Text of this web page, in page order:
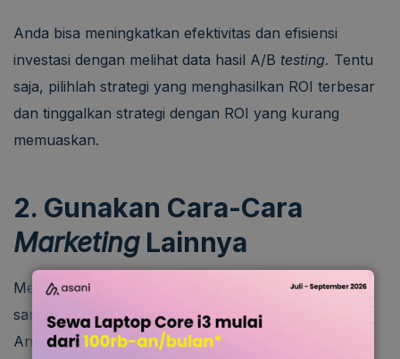
Anda bisa meningkatkan efektivitas dan efisiensi
investasi dengan melihat data hasil A/B testing. Tentu
saja, pilihlah strategi yang menghasilkan ROI terbesar
dan tinggalkan strategi dengan ROI yang kurang
memuaskan.
2. Gunakan Cara-Cara
MarketingLainnya
Mengeksplorasi banyak channel marketingbaru bisa
sangat membantu mendongkrak performa bisnis
Anda. Misalnya, Anda bisa mulai merambah dunia